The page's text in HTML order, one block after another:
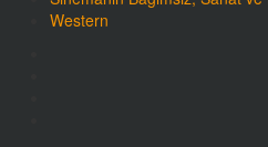
Western